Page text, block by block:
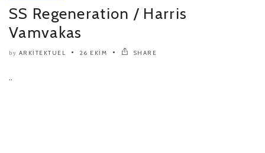
SS Regeneration / Harris
Vamvakas
by ARKITEKTUEL 26 EKIM SHARE
..